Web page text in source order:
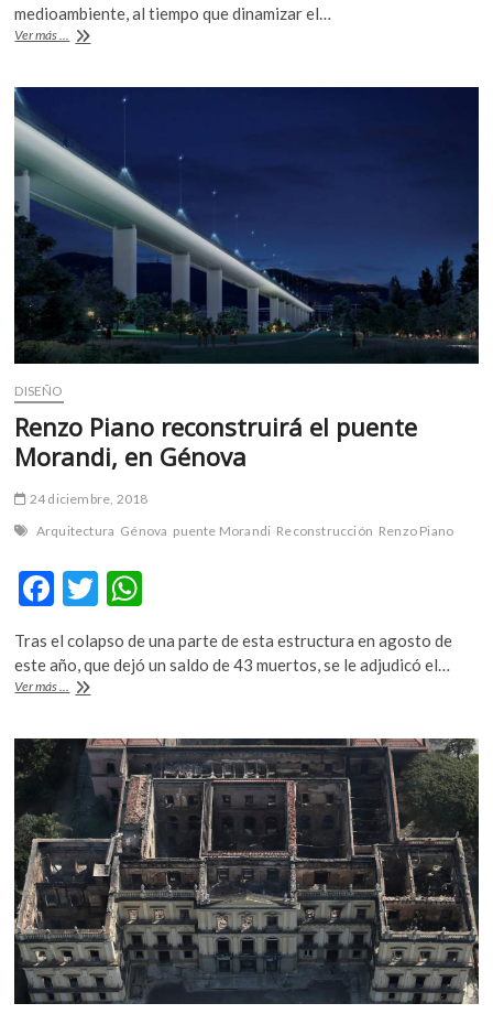
b
o
o
er s
p
medioambiente, al tiempo que dinamizar el…
Ver más ...
¿Una
de
Notre
Dame?
DISEÑO
Renzo Piano reconstruirá el puente
Morandi, en Génova
24 diciembre, 2018
Arquitectura Génova puente Morandi Reconstrucción Renzo Piano
F
e
b
o
o
k
T
itt at
A
p
p
Tras el colapso de una parte de esta estructura en agosto de
este año, que dejó un saldo de 43 muertos, se le adjudicó el…
Ver más ...
Renzo
el
puente
Morandi,
en
Génova